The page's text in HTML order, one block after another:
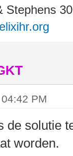
Stephens
PM
de solutie
worden.